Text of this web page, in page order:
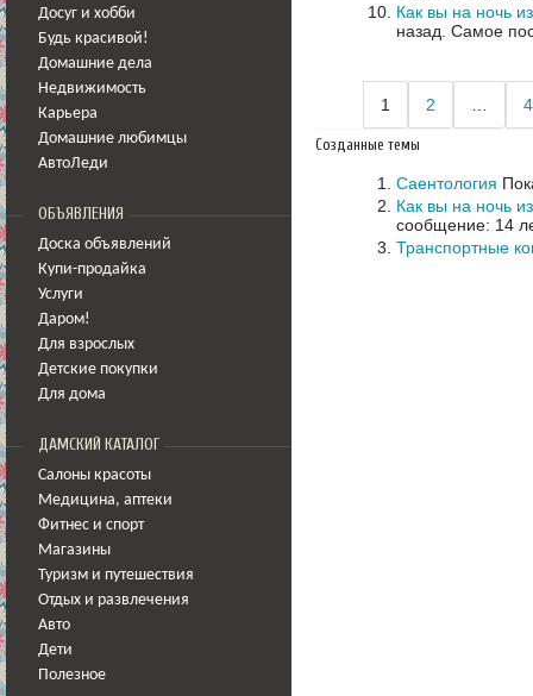
Досуг и хобби
Будь красивой!
Домашние дела
Недвижимость
Карьера
Домашние любимцы
АвтоЛеди
ОБЪЯВЛЕНИЯ
Доска объявлений
Купи-продайка
Услуги
Даром!
Для взрослых
Детские покупки
Для дома
ДАМСКИЙ КАТАЛОГ
Салоны красоты
Медицина, аптеки
Фитнес и спорт
Магазины
Туризм и путешествия
Отдых и развлечения
Авто
Дети
Полезное
Как вы на ночь
назад. Самое
1 2 4
Созданные темы
Саентология
Как вы на ночь
сообщение: 14
Транспортные